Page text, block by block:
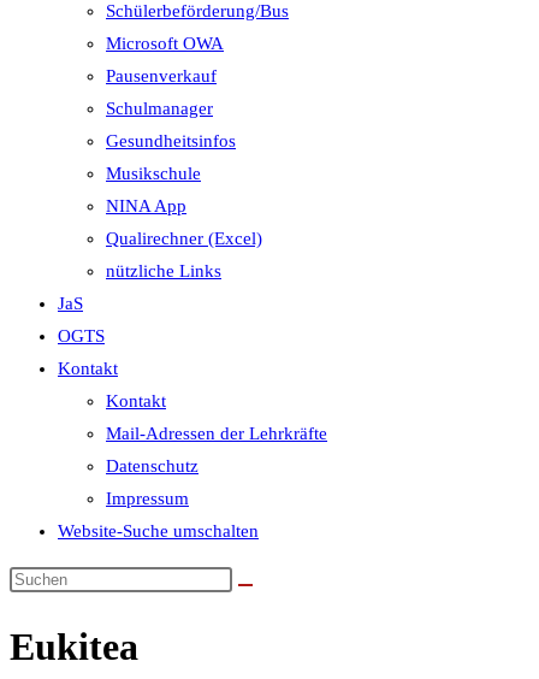
Schülerbeförderung/Bus
Microsoft OWA
Pausenverkauf
Schulmanager
Gesundheitsinfos
Musikschule
NINA App
Qualirechner (Excel)
nützliche Links
JaS
OGTS
Kontakt
Kontakt
Mail-Adressen der Lehrkräfte
Datenschutz
Impressum
Website-Suche umschalten
Eukitea